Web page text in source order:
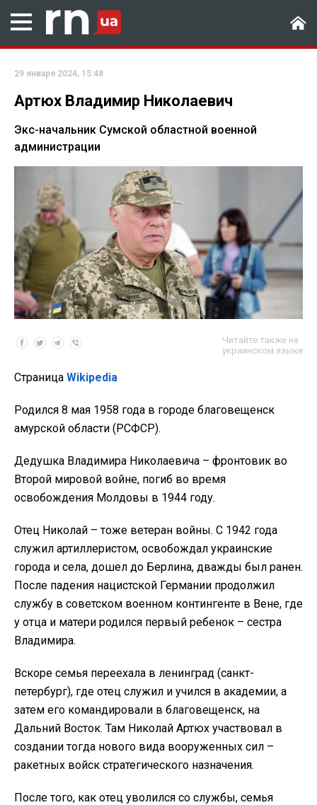
29 января 2024, 15:48
Артюх Владимир Николаевич
Экс-начальник Сумской областной военной
администрации
Читайте также на
украинском языке
Страница Wikipedia
Родился 8 мая 1958 года в городе благовещенск
амурской области (РСФСР).
Дедушка Владимира Николаевича – фронтовик во
Второй мировой войне, погиб во время
освобождения Молдовы в 1944 году.
Отец Николай – тоже ветеран войны. С 1942 года
служил артиллеристом, освобождал украинские
города и села, дошел до Берлина, дважды был ранен.
После падения нацистской Германии продолжил
службу в советском военном контингенте в Вене, где
у отца и матери родился первый ребенок – сестра
Владимира.
Вскоре семья переехала в ленинград (санкт-
петербург), где отец служил и учился в академии, а
затем его командировали в благовещенск, на
Дальний Восток. Там Николай Артюх участвовал в
создании тогда нового вида вооруженных сил –
ракетных войск стратегического назначения.
После того, как отец уволился со службы, семья